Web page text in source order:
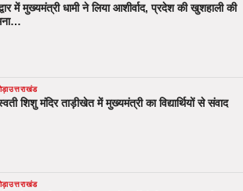
में मुख्यमंत्री धामी ने लिया आशीर्वाद, प्रदेश की खुशहाली की
उत्तराखंड
शिशु मंदिर ताड़ीखेत में मुख्यमंत्री का विद्यार्थियों से संवाद
उत्तराखंड